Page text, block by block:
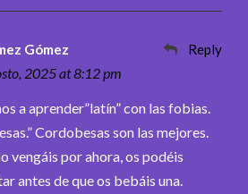
Gómez
2025 at 8:12 pm
Reply
a aprender”latín” con las fobias.
Cordobesas son las mejores.
vengáis por ahora, os podéis
antes de que os bebáis una.